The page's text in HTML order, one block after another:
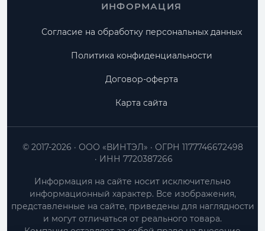
ИНФОРМАЦИЯ
Согласие на обработку персональных данных
Политика конфиденциальности
Договор-оферта
Карта сайта
ООО «ВИНТЭЛ»
ОГРН 1177746672498
ИНН 7720387266
© 2017-2026
Информация на сайте носит исключительно
информационный характер. Все изображения,
представленные на сайте, приведены для наглядности
и могут отличаться от реального товара.